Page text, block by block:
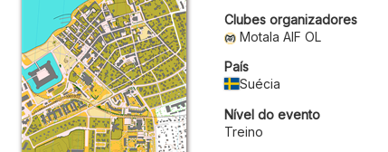
Clubes organizadores
Motala AIF OL
País
Suécia
Nível do evento
Treino